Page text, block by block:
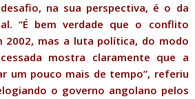
na sua perspectiva, é o da
“É bem verdade que o conflito
2002, mas a luta política, do modo
mostra claramente que a
um pouco mais de tempo”, referiu
o governo angolano pelos